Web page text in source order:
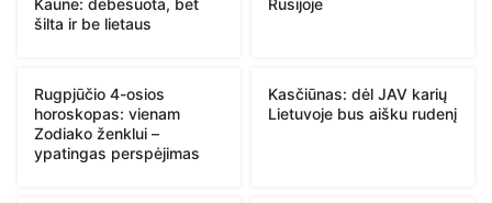
šilta ir be lietaus
Rugpjūčio 4-osios
horoskopas: vienam
Zodiako ženklui –
ypatingas perspėjimas
Kasčiūnas: dėl JAV karių
Lietuvoje bus aišku rudenį